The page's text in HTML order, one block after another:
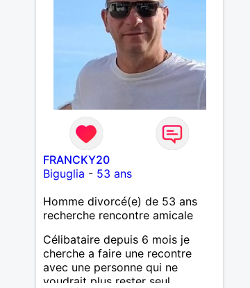
FRANCKY20
Biguglia - 53 ans
Homme divorcé(e) de 53 ans
recherche rencontre amicale
Célibataire depuis 6 mois je
cherche a faire une recontre
avec une personne qui ne
voudrait plus rester seul ,